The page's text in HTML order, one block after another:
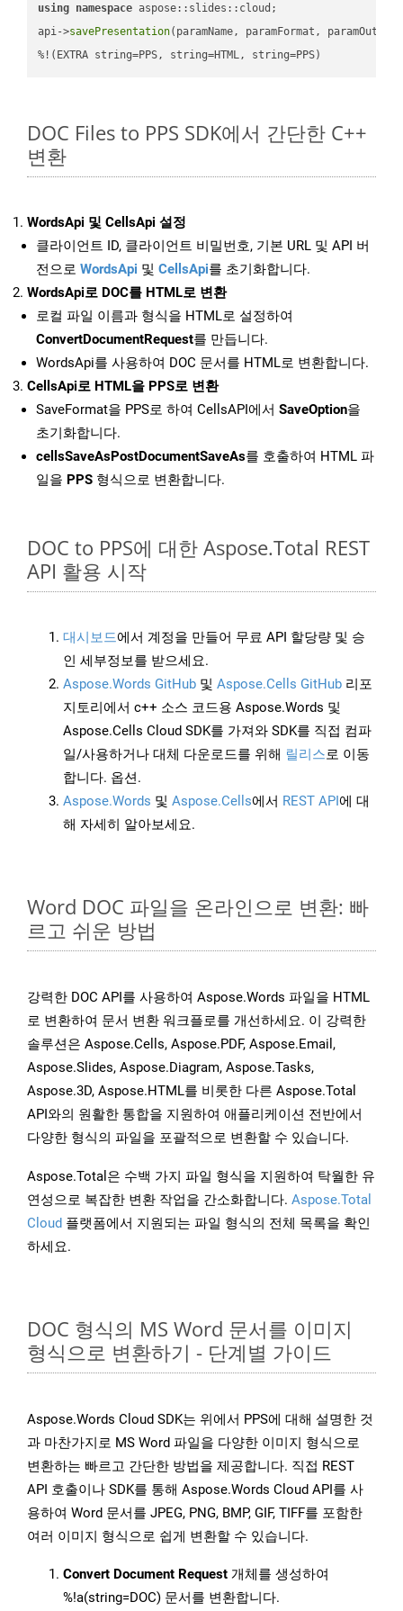
using namespace aspose::slides::cloud;
api->savePresentation(paramName, paramFormat,
%!(EXTRA string=PPS, string=HTML, string=PPS)
DOC Files to PPS SDK에서 간단한 C++
변환
WordsApi 및 CellsApi 설정
클라이언트 ID, 클라이언트 비밀번호, 기본 URL 및 API 버
전으로 WordsApi 및 CellsApi를 초기화합니다.
WordsApi로 DOC를 HTML로 변환
로컬 파일 이름과 형식을 HTML로 설정하여
ConvertDocumentRequest를 만듭니다.
WordsApi를 사용하여 DOC 문서를 HTML로 변환합니다.
CellsApi로 HTML을 PPS로 변환
SaveFormat을 PPS로 하여 CellsAPI에서 SaveOption을
초기화합니다.
cellsSaveAsPostDocumentSaveAs를 호출하여 HTML 파
일을 PPS 형식으로 변환합니다.
DOC to PPS에 대한 Aspose.Total REST
API 활용 시작
대시보드에서 계정을 만들어 무료 API 할당량 및 승
인 세부정보를 받으세요.
Aspose.Words GitHub 및 Aspose.Cells GitHub 리포
지토리에서 c++ 소스 코드용 Aspose.Words 및
Aspose.Cells Cloud SDK를 가져와 SDK를 직접 컴파
일/사용하거나 대체 다운로드를 위해 릴리스로 이동
합니다. 옵션.
Aspose.Words 및 Aspose.Cells에서 REST API에 대
해 자세히 알아보세요.
Word DOC 파일을 온라인으로 변환: 빠
르고 쉬운 방법
강력한 DOC API를 사용하여 Aspose.Words 파일을 HTML
로 변환하여 문서 변환 워크플로를 개선하세요. 이 강력한
솔루션은 Aspose.Cells, Aspose.PDF, Aspose.Email,
Aspose.Slides, Aspose.Diagram, Aspose.Tasks,
Aspose.3D, Aspose.HTML를 비롯한 다른 Aspose.Total
API와의 원활한 통합을 지원하여 애플리케이션 전반에서
다양한 형식의 파일을 포괄적으로 변환할 수 있습니다.
Aspose.Total은 수백 가지 파일 형식을 지원하여 탁월한 유
연성으로 복잡한 변환 작업을 간소화합니다. Aspose.Total
Cloud 플랫폼에서 지원되는 파일 형식의 전체 목록을 확인
하세요.
DOC 형식의 MS Word 문서를 이미지
형식으로 변환하기 - 단계별 가이드
Aspose.Words Cloud SDK는 위에서 PPS에 대해 설명한 것
과 마찬가지로 MS Word 파일을 다양한 이미지 형식으로
변환하는 빠르고 간단한 방법을 제공합니다. 직접 REST
API 호출이나 SDK를 통해 Aspose.Words Cloud API를 사
용하여 Word 문서를 JPEG, PNG, BMP, GIF, TIFF를 포함한
여러 이미지 형식으로 쉽게 변환할 수 있습니다.
Convert Document Request 개체를 생성하여
%!a(string=DOC) 문서를 변환합니다.